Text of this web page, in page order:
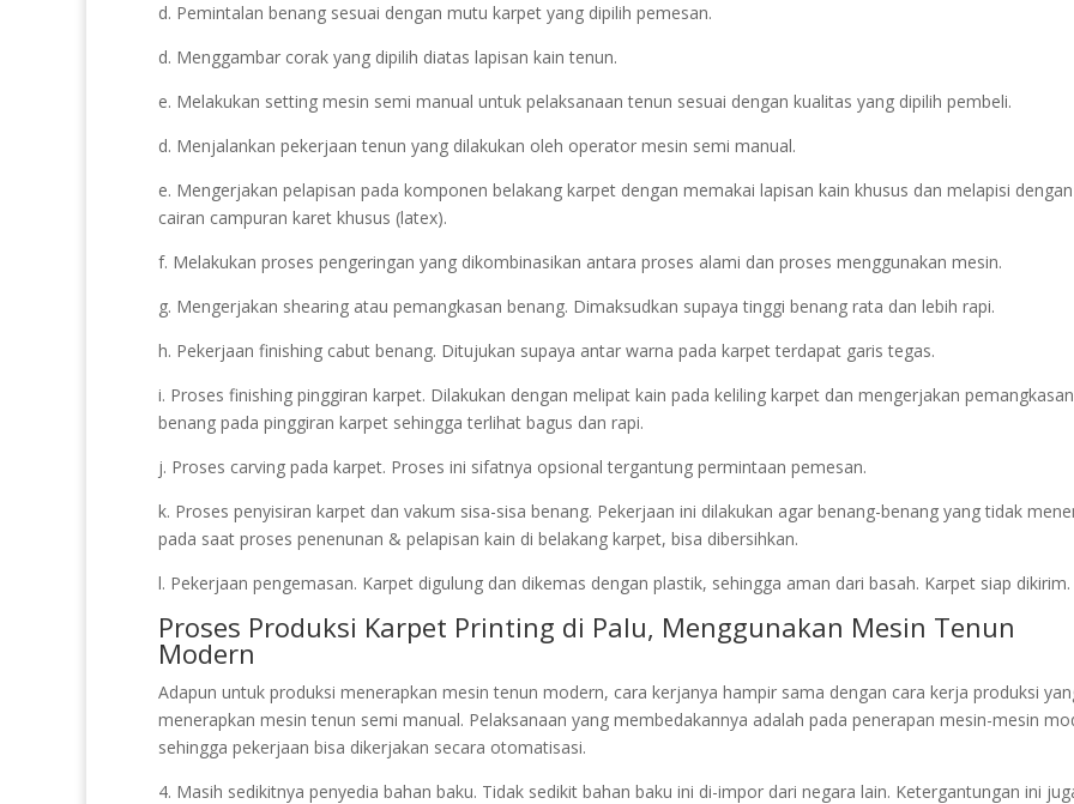
d. Pemintalan benang sesuai dengan mutu karpet yang dipilih pemesan.
d. Menggambar corak yang dipilih diatas lapisan kain tenun.
e. Melakukan setting mesin semi manual untuk pelaksanaan tenun sesuai dengan kualitas yang dipilih pembeli.
d. Menjalankan pekerjaan tenun yang dilakukan oleh operator mesin semi manual.
e. Mengerjakan pelapisan pada komponen belakang karpet dengan memakai lapisan kain khusus dan melapisi dengan
cairan campuran karet khusus (latex).
f. Melakukan proses pengeringan yang dikombinasikan antara proses alami dan proses menggunakan mesin.
g. Mengerjakan shearing atau pemangkasan benang. Dimaksudkan supaya tinggi benang rata dan lebih rapi.
h. Pekerjaan finishing cabut benang. Ditujukan supaya antar warna pada karpet terdapat garis tegas.
i. Proses finishing pinggiran karpet. Dilakukan dengan melipat kain pada keliling karpet dan mengerjakan pemangkasan
benang pada pinggiran karpet sehingga terlihat bagus dan rapi.
j. Proses carving pada karpet. Proses ini sifatnya opsional tergantung permintaan pemesan.
k. Proses penyisiran karpet dan vakum sisa-sisa benang. Pekerjaan ini dilakukan agar benang-benang yang tidak
pada saat proses penenunan & pelapisan kain di belakang karpet, bisa dibersihkan.
l. Pekerjaan pengemasan. Karpet digulung dan dikemas dengan plastik, sehingga aman dari basah. Karpet siap dikirim.
Proses Produksi Karpet Printing di Palu, Menggunakan Mesin Tenun
Modern
Adapun untuk produksi menerapkan mesin tenun modern, cara kerjanya hampir sama dengan cara kerja produksi
menerapkan mesin tenun semi manual. Pelaksanaan yang membedakannya adalah pada penerapan mesin-mesin
sehingga pekerjaan bisa dikerjakan secara otomatisasi.
4. Masih sedikitnya penyedia bahan baku. Tidak sedikit bahan baku ini di-impor dari negara lain. Ketergantungan ini